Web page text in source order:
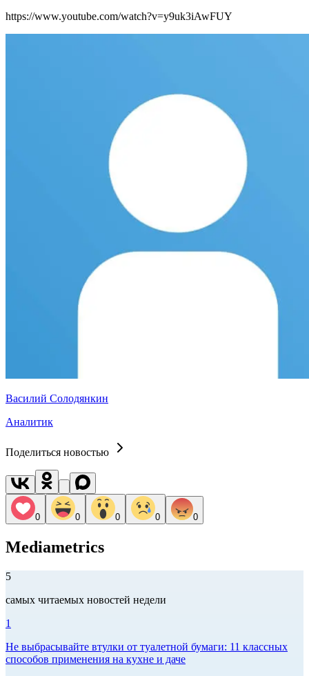
https://www.youtube.com/watch?v=y9uk3iAwFUY
Василий Солодянкин
Аналитик
Поделиться новостью
0 0 0 0 0
Mediametrics
5
самых читаемых новостей недели
1
Не выбрасывайте втулки от туалетной бумаги: 11 классных
способов применения на кухне и даче